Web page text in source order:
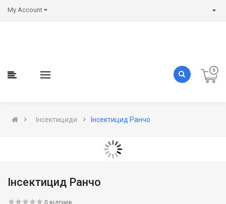
My Account
Інсектициди Інсектицид Ранчо
Інсектицид Ранчо
0 відгуків